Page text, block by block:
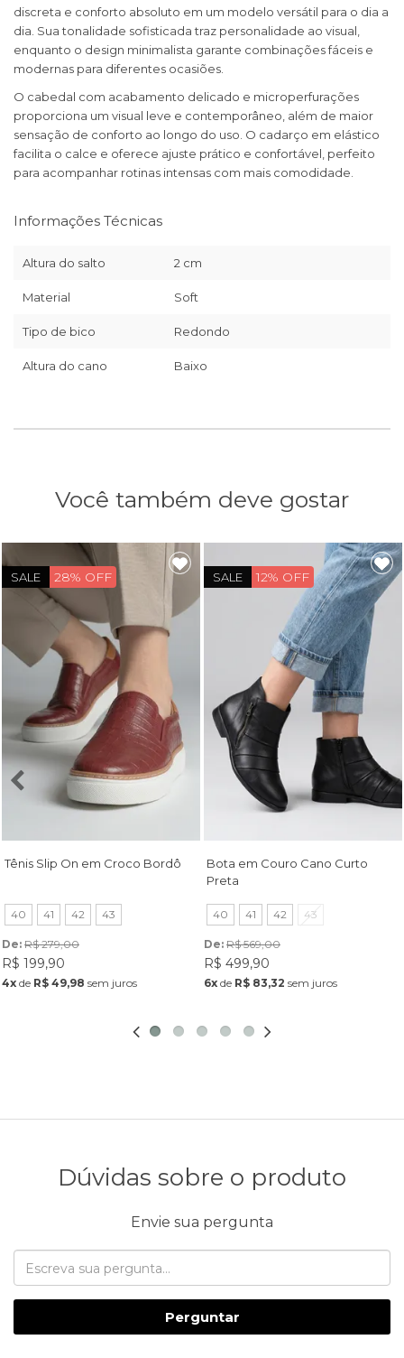
discreta e conforto absoluto em um modelo versátil para o dia a
dia. Sua tonalidade sofisticada traz personalidade ao visual,
enquanto o design minimalista garante combinações fáceis e
modernas para diferentes ocasiões.
O cabedal com acabamento delicado e microperfurações
proporciona um visual leve e contemporâneo, além de maior
sensação de conforto ao longo do uso. O cadarço em elástico
facilita o calce e oferece ajuste prático e confortável, perfeito
para acompanhar rotinas intensas com mais comodidade.
Informações Técnicas
Altura do salto 2 cm
Material Soft
Tipo de bico Redondo
Altura do cano Baixo
Você também deve gostar
SALE 28% OFF
Tênis Slip On em Croco Bordô
40 41 42 43
De: R$ 279,00
R$ 199,90
4x de R$ 49,98 sem juros
SALE 12% OFF
Bota em Couro Cano Curto
Preta
40 41 42 43
De: R$ 569,00
R$ 499,90
6x de R$ 83,32 sem juros
Dúvidas sobre o produto
Envie sua pergunta
Perguntar